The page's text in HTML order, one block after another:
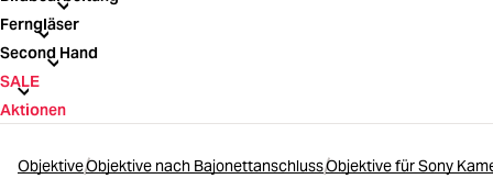
Bildbearbeitung
Ferngläser
Ferngläser
Second Hand
Second Hand
SALE
SALE
Aktionen
ObjektiveObjektive nach BajonettanschlussObjektive für Sony